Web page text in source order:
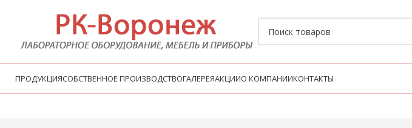
ПРОДУКЦИЯСОБСТВЕННОЕ ПРОИЗВОДСТВОГАЛЕРЕЯАКЦИИО КОМПАНИИКОНТАКТЫ